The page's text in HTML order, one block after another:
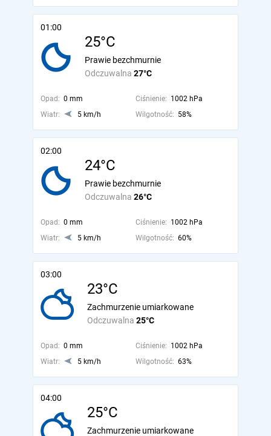
01:00
25°C
Odczuwalna 27°C
Prawie bezchmurnie
Opad: 0 mm Ciśnienie: 1002 hPa
Wiatr:
5 km/h Wilgotność: 58%
02:00
24°C
Odczuwalna 26°C
Prawie bezchmurnie
Opad: 0 mm Ciśnienie: 1002 hPa
Wiatr:
5 km/h Wilgotność: 60%
03:00
23°C
Odczuwalna 25°C
Zachmurzenie umiarkowane
Opad: 0 mm Ciśnienie: 1002 hPa
Wiatr:
5 km/h Wilgotność: 63%
04:00
25°C
Zachmurzenie umiarkowane